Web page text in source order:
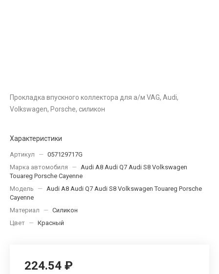
Прокладка впускного коллектора для а/м VAG, Audi,
Volkswagen, Porsche, силикон
Характеристики
Артикул — 057129717G
Марка автомобиля
— Audi A8 Audi Q7 Audi S8 Volkswagen
Touareg Porsche Cayenne
Модель
— Audi A8 Audi Q7 Audi S8 Volkswagen Touareg Porsche
Cayenne
Материал
— Силикон
Цвет — Красный
224.54 ₽